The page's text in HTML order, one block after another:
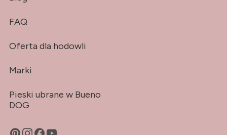
FAQ
Oferta dla hodowli
Marki
Pieski ubrane w Bueno
DOG